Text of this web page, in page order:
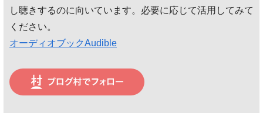
し聴きするのに向いています。必要に応じて活用してみて
ください。
オーディオブックAudible